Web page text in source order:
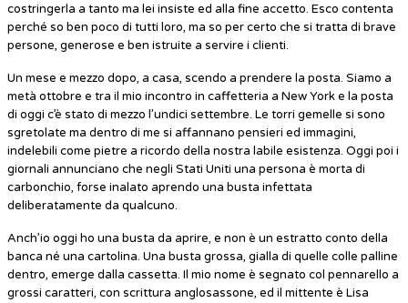
costringerla a tanto ma lei insiste ed alla fine accetto. Esco contenta
perché so ben poco di tutti loro, ma so per certo che si tratta di brave
persone, generose e ben istruite a servire i clienti.
Un mese e mezzo dopo, a casa, scendo a prendere la posta. Siamo a
metà ottobre e tra il mio incontro in caffetteria a New York e la posta
di oggi c’è stato di mezzo l’undici settembre. Le torri gemelle si sono
sgretolate ma dentro di me si affannano pensieri ed immagini,
indelebili come pietre a ricordo della nostra labile esistenza. Oggi poi i
giornali annunciano che negli Stati Uniti una persona è morta di
carbonchio, forse inalato aprendo una busta infettata
deliberatamente da qualcuno.
Anch’io oggi ho una busta da aprire, e non è un estratto conto della
banca né una cartolina. Una busta grossa, gialla di quelle colle palline
dentro, emerge dalla cassetta. Il mio nome è segnato col pennarello a
grossi caratteri, con scrittura anglosassone, ed il mittente è Lisa